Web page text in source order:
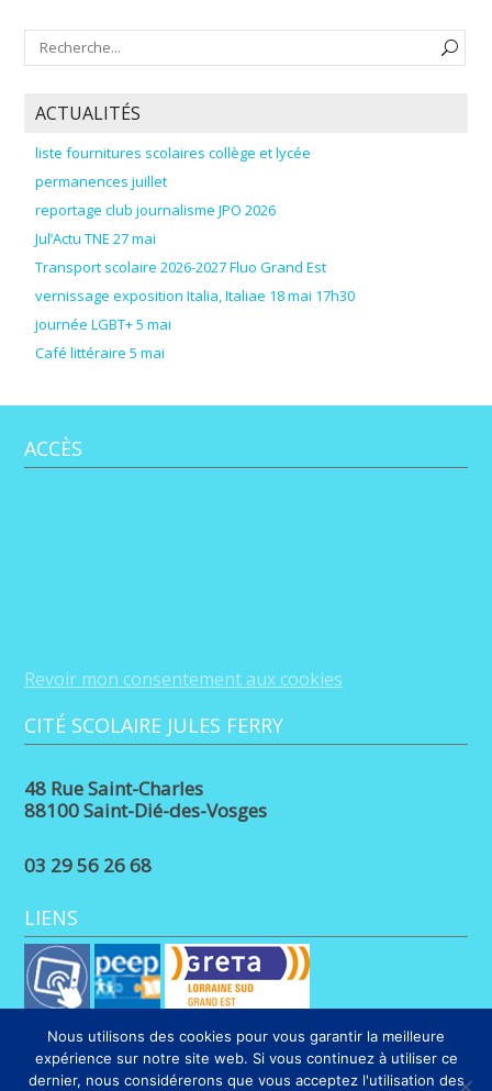
ACTUALITÉS
liste fournitures scolaires collège et lycée
permanences juillet
reportage club journalisme JPO 2026
Jul’Actu TNE 27 mai
Transport scolaire 2026-2027 Fluo Grand Est
vernissage exposition Italia, Italiae 18 mai 17h30
journée LGBT+ 5 mai
Café littéraire 5 mai
ACCÈS
Revoir mon consentement aux cookies
CITÉ SCOLAIRE JULES FERRY
48 Rue Saint-Charles
88100 Saint-Dié-des-Vosges
03 29 56 26 68
LIENS
Nous utilisons des cookies pour vous garantir la meilleure
expérience sur notre site web. Si vous continuez à utiliser ce
dernier, nous considérerons que vous acceptez l'utilisation des